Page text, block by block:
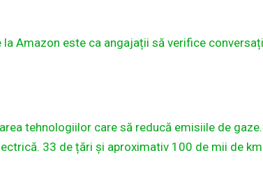
Amazon este ca angajații să verifice
tehnologiilor care să reducă emisiile de gaze.
33 de țări și aproximativ 100 de mii de